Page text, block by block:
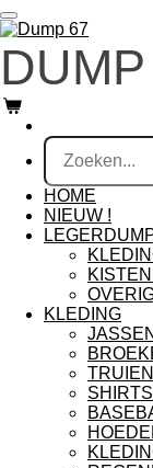
Ga
direct
naar
de
hoofdinhoud
HOME
NIEUW !
KLEDING
SHIRTS